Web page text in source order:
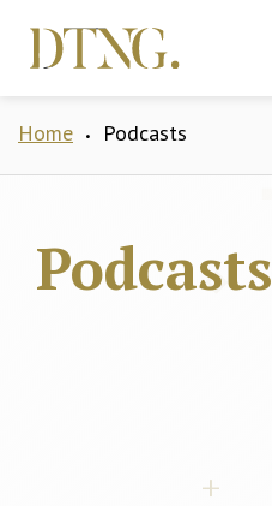
Home • Podcasts
Podcasts